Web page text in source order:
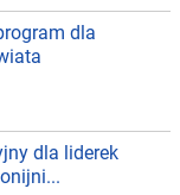
dla
dla liderek